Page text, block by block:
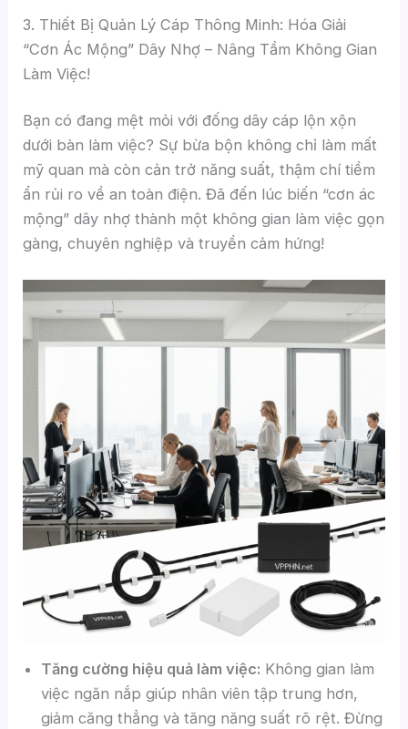
3. Thiết Bị Quản Lý Cáp Thông Minh: Hóa Giải
“Cơn Ác Mộng” Dây Nhợ – Nâng Tầm Không Gian
Làm Việc!
Bạn có đang mệt mỏi với đống dây cáp lộn xộn
dưới bàn làm việc? Sự bừa bộn không chỉ làm mất
mỹ quan mà còn cản trở năng suất, thậm chí tiềm
ẩn rủi ro về an toàn điện. Đã đến lúc biến “cơn ác
mộng” dây nhợ thành một không gian làm việc gọn
gàng, chuyên nghiệp và truyền cảm hứng!
Tăng cường hiệu quả làm việc: Không gian làm
việc ngăn nắp giúp nhân viên tập trung hơn,
giảm căng thẳng và tăng năng suất rõ rệt. Đừng